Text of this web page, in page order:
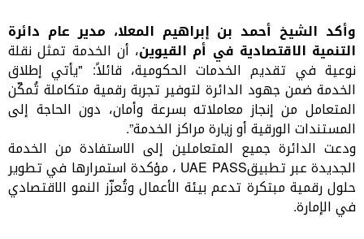
وأكد الشيخ أحمد بن إبراهيم المعلا، مدير عام دائرة
التنمية الاقتصادية في أم القيوين، أن الخدمة تمثل نقلة
نوعية في تقديم الخدمات الحكومية، قائلاً: "يأتي إطلاق
الخدمة ضمن جهود الدائرة لتوفير تجربة رقمية متكاملة تُمكّن
المتعامل من إنجاز معاملاته بسرعة وأمان، دون الحاجة إلى
المستندات الورقية أو زيارة مراكز الخدمة.”
ودعت الدائرة جميع المتعاملين إلى الاستفادة من الخدمة
الجديدة عبر تطبيقUAE PASS ، مؤكدة استمرارها في تطوير
حلول رقمية مبتكرة تدعم بيئة الأعمال وتُعزّز النمو الاقتصادي
في الإمارة.